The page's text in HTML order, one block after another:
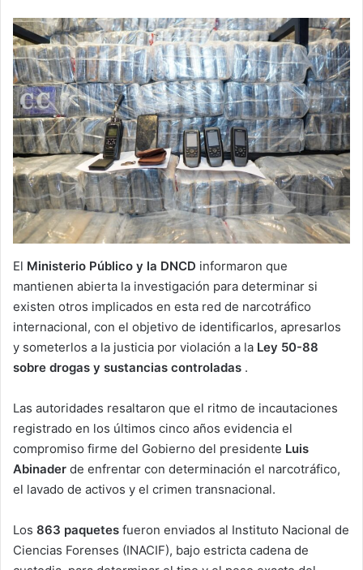
El Ministerio Público y la DNCD informaron que
mantienen abierta la investigación para determinar si
existen otros implicados en esta red de narcotráfico
internacional, con el objetivo de identificarlos, apresarlos
y someterlos a la justicia por violación a la Ley 50-88
sobre drogas y sustancias controladas .
Las autoridades resaltaron que el ritmo de incautaciones
registrado en los últimos cinco años evidencia el
compromiso firme del Gobierno del presidente Luis
Abinader de enfrentar con determinación el narcotráfico,
el lavado de activos y el crimen transnacional.
Los 863 paquetes fueron enviados al Instituto Nacional de
Ciencias Forenses (INACIF), bajo estricta cadena de